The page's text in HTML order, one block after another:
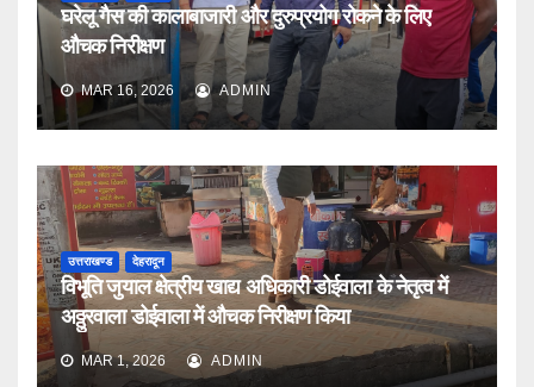
घरेलू गैस की कालाबाजारी और दुरुप्रयोग रोकने के लिए
औचक निरीक्षण
MAR 16, 2026 ADMIN
उत्तराखण्ड देहरादून
विभूति जुयाल क्षेत्रीय खाद्य अधिकारी डोईवाला के नेतृत्व में
अठ्ठुरवाला डोईवाला में औचक निरीक्षण किया
MAR 1, 2026 ADMIN